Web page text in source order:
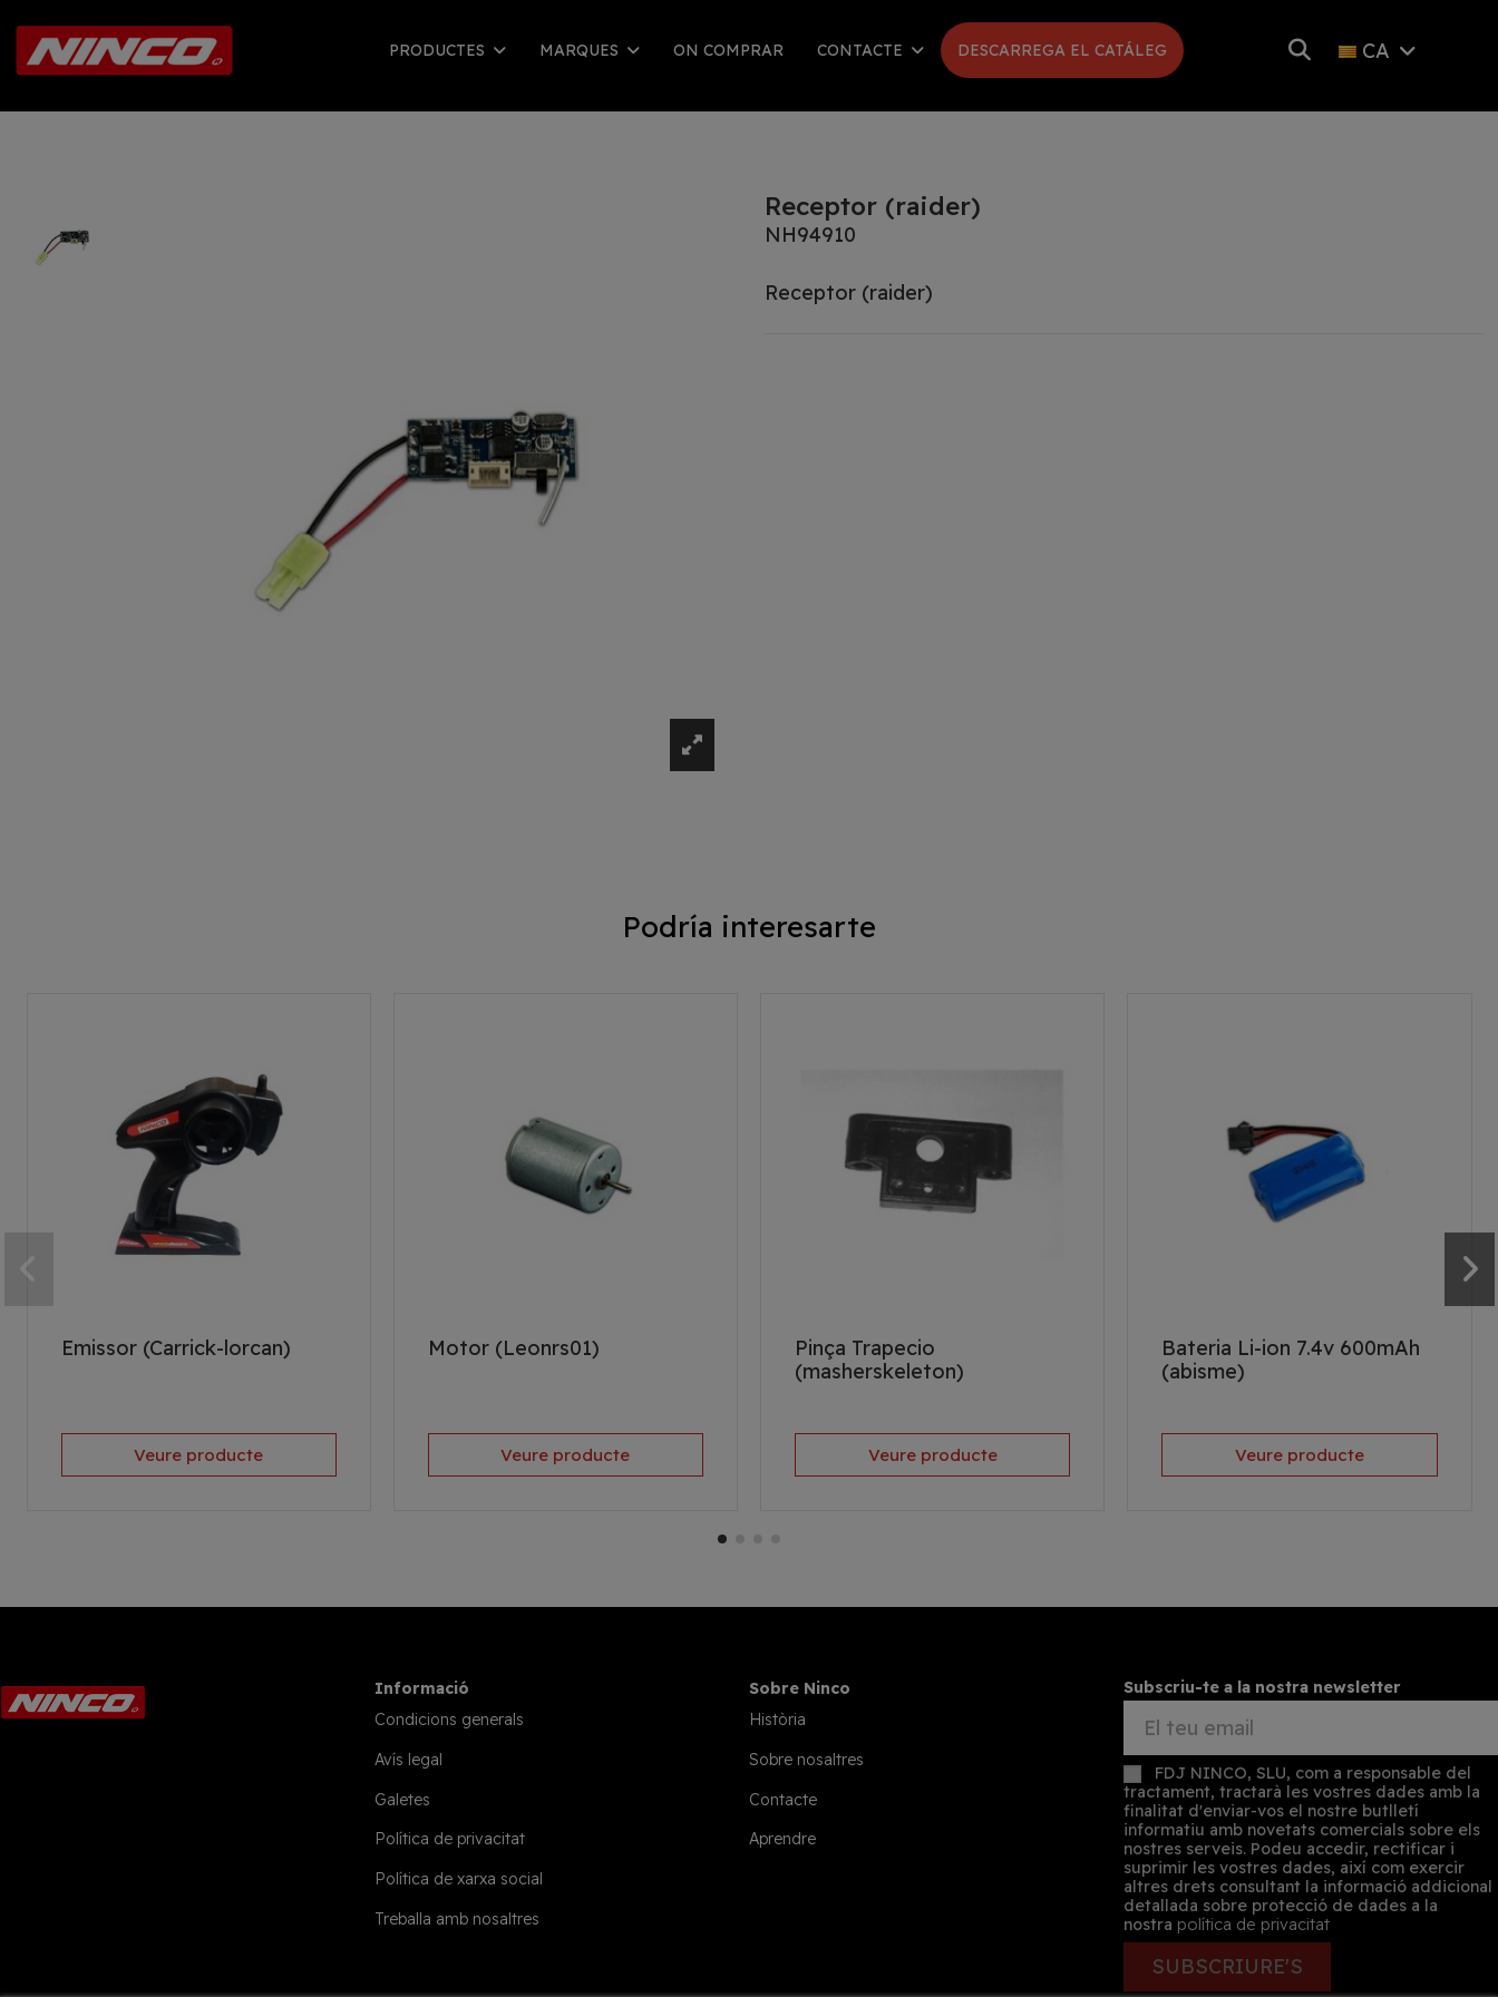
PRODUCTES MARQUES ON COMPRAR CONTACTE DESCARREGA EL CATÁLEG CA
Receptor (raider)
NH94910
Receptor (raider)
Podría interesarte
Emissor (Carrick-lorcan)
Veure producte
Motor (Leonrs01)
Veure producte
Pinça Trapecio
(masherskeleton)
Veure producte
Bateria Li-ion 7.4v 600mAh
(abisme)
Veure producte
Informació
Condicions generals
Avís legal
Galetes
Política de privacitat
Política de xarxa social
Treballa amb nosaltres
Sobre Ninco
Història
Sobre nosaltres
Contacte
Aprendre
Subscriu-te a la nostra newsletter
FDJ NINCO, SLU, com a responsable del
tractament, tractarà les vostres dades amb la
finalitat d'enviar-vos el nostre butlletí
informatiu amb novetats comercials sobre els
nostres serveis. Podeu accedir, rectificar i
suprimir les vostres dades, així com exercir
altres drets consultant la informació addicional
detallada sobre protecció de dades a la
nostra política de privacitat
SUBSCRIURE'S